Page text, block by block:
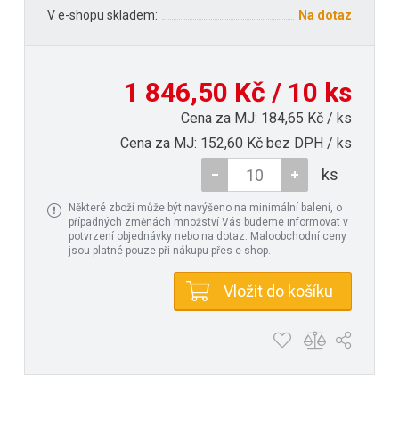
V e-shopu skladem:
Na dotaz
1 846,50 Kč / 10 ks
Cena za MJ: 184,65 Kč / ks
Cena za MJ: 152,60 Kč bez DPH / ks
ks
Některé zboží může být navýšeno na minimální balení, o
případných změnách množství Vás budeme informovat v
potvrzení objednávky nebo na dotaz. Maloobchodní ceny
jsou platné pouze při nákupu přes e-shop.
Vložit do košíku